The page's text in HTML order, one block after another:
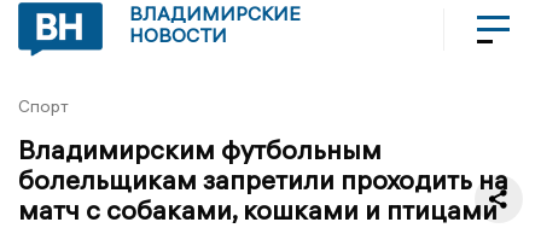
ВЛАДИМИРСКИЕ
НОВОСТИ
Спорт
Владимирским футбольным
болельщикам запретили проходить на
матч с собаками, кошками и птицами